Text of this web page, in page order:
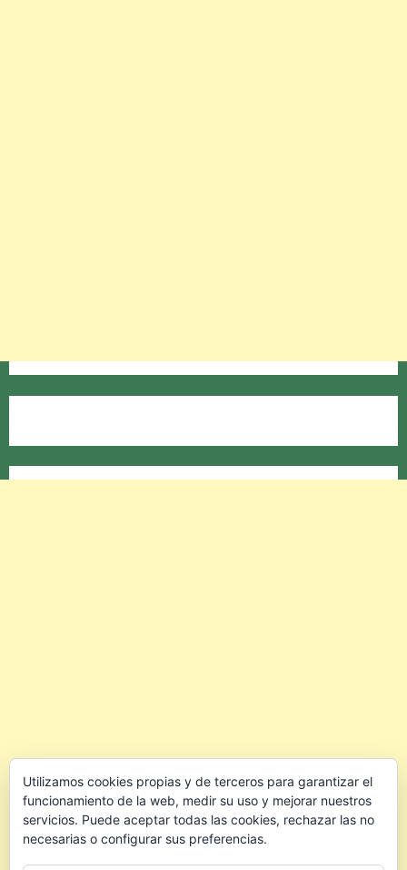
Utilizamos cookies propias y de terceros para garantizar el
funcionamiento de la web, medir su uso y mejorar nuestros
servicios. Puede aceptar todas las cookies, rechazar las no
necesarias o configurar sus preferencias.